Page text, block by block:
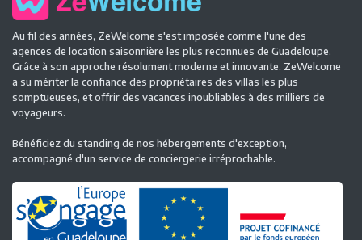
Au fil des années, ZeWelcome s'est imposée comme l'une des
agences de location saisonnière les plus reconnues de Guadeloupe.
Grâce à son approche résolument moderne et innovante, ZeWelcome
a su mériter la confiance des propriétaires des villas les plus
somptueuses, et offrir des vacances inoubliables à des milliers de
voyageurs.
Bénéficiez du standing de nos hébergements d'exception,
accompagné d'un service de conciergerie irréprochable.